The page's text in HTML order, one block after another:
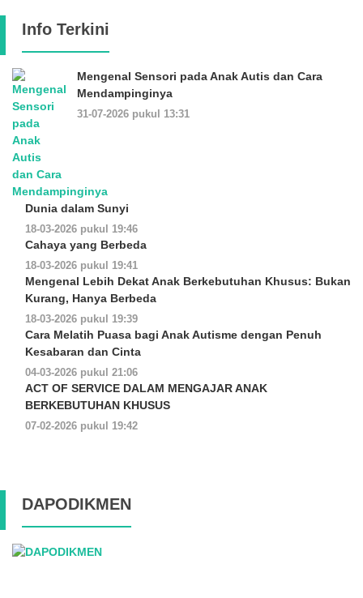
Info Terkini
Mengenal Sensori pada Anak Autis dan Cara
Mendampinginya
31-07-2026 pukul 13:31
Dunia dalam Sunyi
18-03-2026 pukul 19:46
Cahaya yang Berbeda
18-03-2026 pukul 19:41
Mengenal Lebih Dekat Anak Berkebutuhan Khusus: Bukan
Kurang, Hanya Berbeda
18-03-2026 pukul 19:39
Cara Melatih Puasa bagi Anak Autisme dengan Penuh
Kesabaran dan Cinta
04-03-2026 pukul 21:06
ACT OF SERVICE DALAM MENGAJAR ANAK
BERKEBUTUHAN KHUSUS
07-02-2026 pukul 19:42
DAPODIKMEN